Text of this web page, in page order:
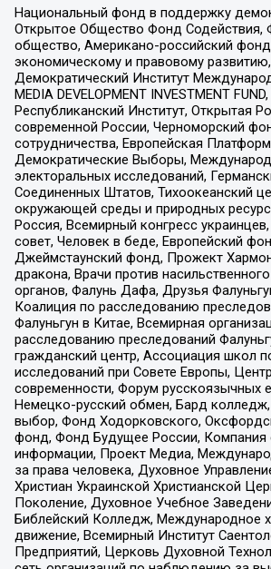
Национальный фонд в поддержку
Открытое Общество Фонд Содействия,
общество, Американо-российский
экономическому и правовому
Демократический Институт
MEDIA DEVELOPMENT INVESTMENT
Республиканский Институт, Открытая
современной России, Черноморский
сотрудничества, Европейская
Демократические Выборы,
электоральных исследований,
Соединенных Штатов, Тихоокеанский
окружающей среды и природных
Россия, Всемирный конгресс
совет, Человек в беде, Европейский
Джеймстаунский фонд, Прожект
дракона, Врачи против
органов, Фалунь Дафа, Друзья
Коалиция по расследованию
Фалуньгун в Китае, Всемирная
расследованию преследований
гражданский центр, Ассоциация школ
исследований при Совете Европы,
современности, Форум русскоязычных
Немецко-русский обмен, Бард колледж,
выбор, Фонд Ходорковского,
фонд, Фонд Будущее России, Компания
информации, Проект Медиа,
за права человека, Духовное
Христиан Украинской Христианской
Поколение, Духовное Учебное
Библейский Колледж, Международное
движение, Всемирный Институт
Предприятий, Церковь Духовной